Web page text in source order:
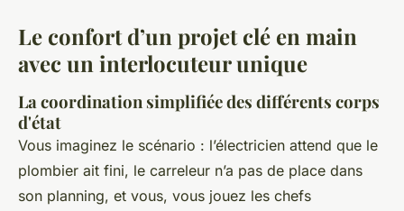
Le confort d’un projet clé en main
avec un interlocuteur unique
La coordination simplifiée des différents corps
d'état
Vous imaginez le scénario : l’électricien attend que le
plombier ait fini, le carreleur n’a pas de place dans
son planning, et vous, vous jouez les chefs